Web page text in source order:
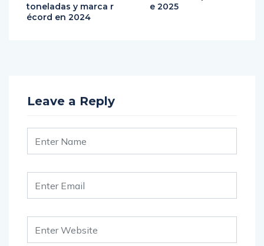
toneladas y marca r
écord en 2024
e 2025
Leave a Reply